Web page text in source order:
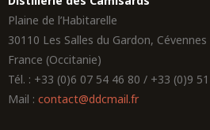
Plaine de l’Habitarelle
30110 Les Salles du Gardon, Cévennes
France (Occitanie)
Tél. : +33 (0)6 07 54 46 80 / +33 (0)9
Mail : contact@ddcmail.fr